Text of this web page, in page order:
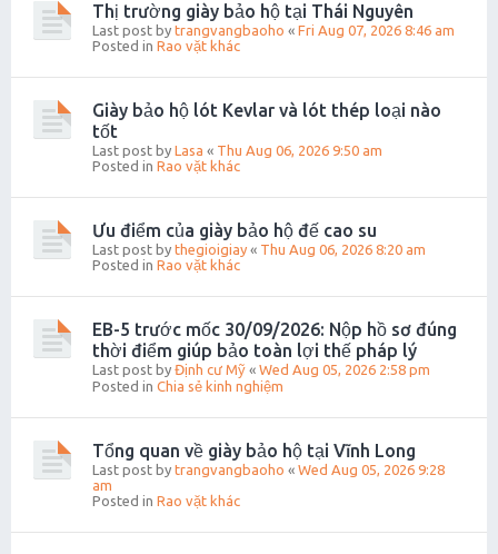
Thị trường giày bảo hộ tại Thái Nguyên
Last post by trangvangbaoho « Fri Aug 07, 2026 8:46 am
Posted in Rao vặt khác
Giày bảo hộ lót Kevlar và lót thép loại nào
tốt
Last post by Lasa « Thu Aug 06, 2026 9:50 am
Posted in Rao vặt khác
Ưu điểm của giày bảo hộ đế cao su
Last post by thegioigiay « Thu Aug 06, 2026 8:20 am
Posted in Rao vặt khác
EB-5 trước mốc 30/09/2026: Nộp hồ sơ đúng
thời điểm giúp bảo toàn lợi thế pháp lý
Last post by Định cư Mỹ « Wed Aug 05, 2026 2:58 pm
Posted in Chia sẻ kinh nghiệm
Tổng quan về giày bảo hộ tại Vĩnh Long
Last post by trangvangbaoho « Wed Aug 05, 2026 9:28
am
Posted in Rao vặt khác